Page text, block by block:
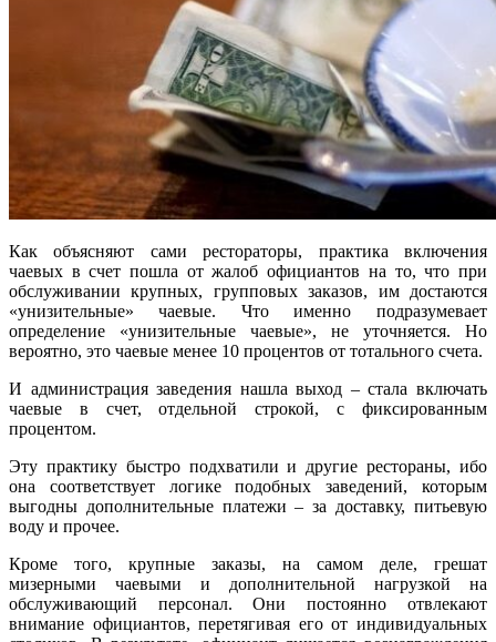
Как объясняют сами рестораторы, практика включения
чаевых в счет пошла от жалоб официантов на то, что при
обслуживании крупных, групповых заказов, им достаются
«унизительные» чаевые. Что именно подразумевает
определение «унизительные чаевые», не уточняется. Но
вероятно, это чаевые менее 10 процентов от тотального счета.
И администрация заведения нашла выход – стала включать
чаевые в счет, отдельной строкой, с фиксированным
процентом.
Эту практику быстро подхватили и другие рестораны, ибо
она соответствует логике подобных заведений, которым
выгодны дополнительные платежи – за доставку, питьевую
воду и прочее.
Кроме того, крупные заказы, на самом деле, грешат
мизерными чаевыми и дополнительной нагрузкой на
обслуживающий персонал. Они постоянно отвлекают
внимание официантов, перетягивая его от индивидуальных